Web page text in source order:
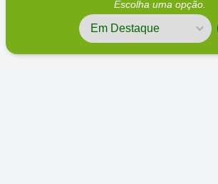
Escolha uma opção.